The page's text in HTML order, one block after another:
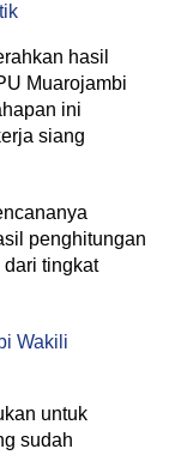
hasil
Muarojambi
ini
siang
penghitungan
tingkat
Wakili
untuk
sudah